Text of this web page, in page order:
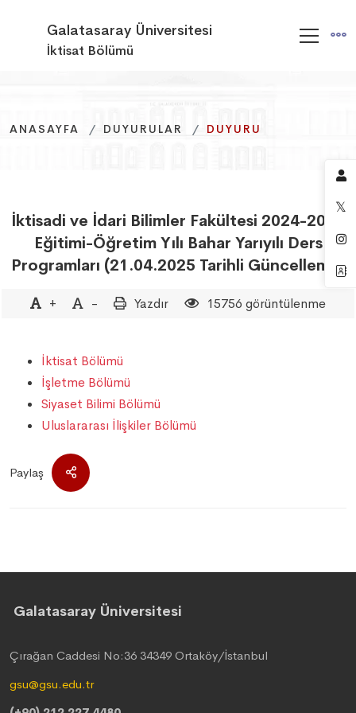
Galatasaray Üniversitesi
İktisat Bölümü
ANASAYFA DUYURULAR DUYURU
ANASAYFA DUYURULAR DUYURU
ANASAYFA DUYURULAR DUYURU
İktisadi ve İdari Bilimler Fakültesi 2024-2025
Eğitimi-Öğretim Yılı Bahar Yarıyılı Ders
Programları (21.04.2025 Tarihli Güncelleme)
+ - Yazdır 15756 görüntülenme
İktisat Bölümü
İşletme Bölümü
Siyaset Bilimi Bölümü
Uluslararası İlişkiler Bölümü
Paylaş
Galatasaray Üniversitesi
Çırağan Caddesi No:36 34349 Ortaköy/İstanbul
gsu@gsu.edu.tr